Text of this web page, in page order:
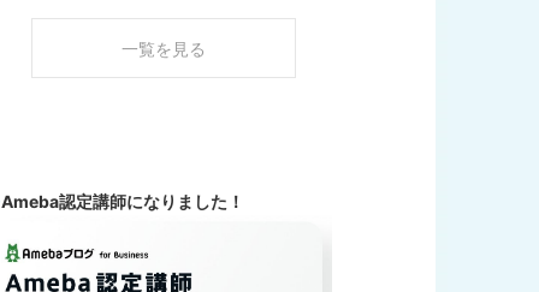
一覧を見る
Ameba認定講師になりました！